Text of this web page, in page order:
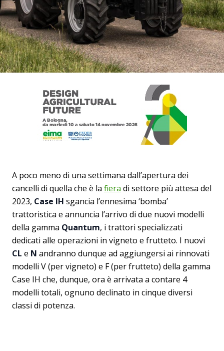
A poco meno di una settimana dall’apertura dei
cancelli di quella che è la fiera di settore più attesa del
2023, Case IH sgancia l’ennesima ‘bomba’
trattoristica e annuncia l’arrivo di due nuovi modelli
della gamma Quantum, i trattori specializzati
dedicati alle operazioni in vigneto e frutteto. I nuovi
CL e N andranno dunque ad aggiungersi ai rinnovati
modelli V (per vigneto) e F (per frutteto) della gamma
Case IH che, dunque, ora è arrivata a contare 4
modelli totali, ognuno declinato in cinque diversi
classi di potenza.